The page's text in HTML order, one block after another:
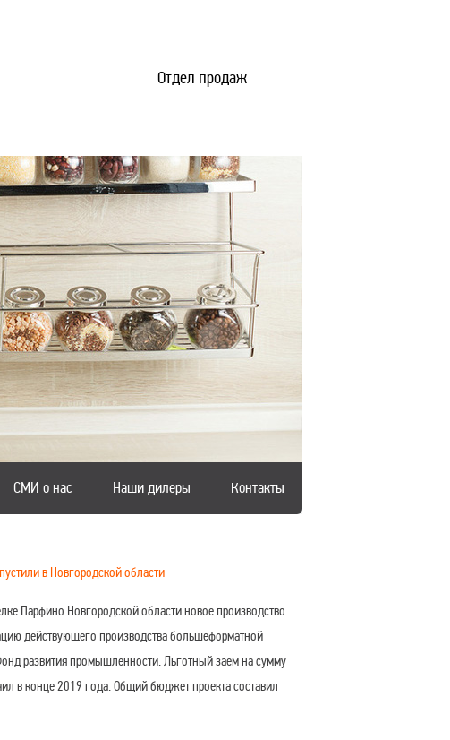
Отдел продаж
СМИ о нас Наши дилеры Контакты
в Новгородской области
Парфино Новгородской области новое производство
действующего производства большеформатной
развития промышленности. Льготный заем на сумму
в конце 2019 года. Общий бюджет проекта составил